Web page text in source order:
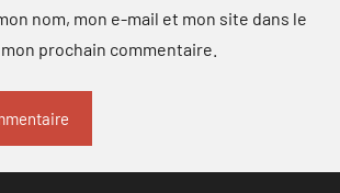
nom, mon e-mail et mon site dans le
prochain commentaire.